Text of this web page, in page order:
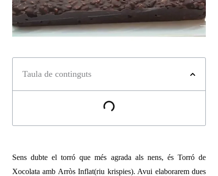
Taula de continguts
Sens dubte el torró que més agrada als nens, és Torró de
Xocolata amb Arròs Inflat(riu krispies). Avui elaborarem dues